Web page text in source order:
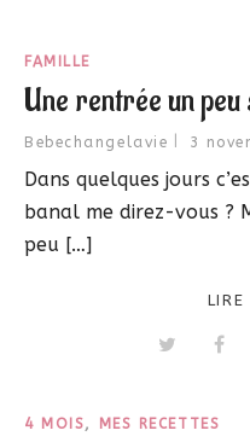
FAMILLE
Une rentrée un
Bebechangelavie 3
Dans quelques jours
banal me direz-vous ?
peu […]
4 MOIS, MES RECETTES